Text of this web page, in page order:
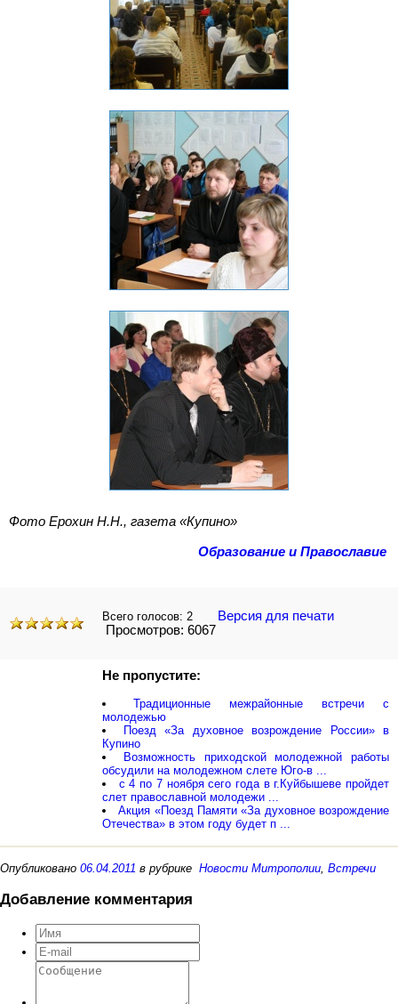
Фото Ерохин Н.Н., газета «Купино»
Образование и Православие
Всего голосов: 2
Версия для печати
Просмотров: 6067
Не пропустите:
Традиционные межрайонные встречи с
молодежью
Поезд «За духовное возрождение России» в
Купино
Возможность приходской молодежной работы
обсудили на молодежном слете Юго-в ...
с 4 по 7 ноября сего года в г.Куйбышеве пройдет
слет православной молодежи ...
Акция «Поезд Памяти «За духовное возрождение
Отечества» в этом году будет п ...
Опубликовано 06.04.2011 в рубрике Новости Митрополии Встречи
Добавление комментария